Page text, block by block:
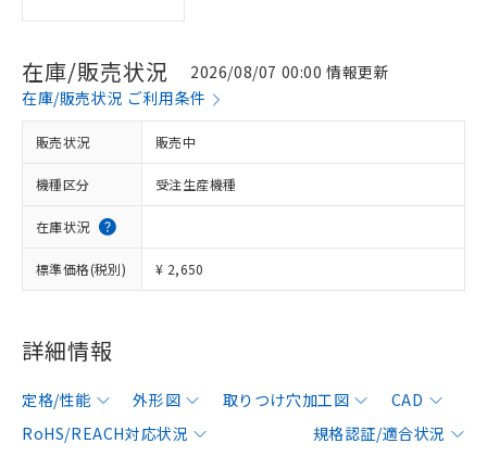
在庫/販売状況
2026/08/07 00:00 情報更新
在庫/販売状況 ご利用条件
販売状況 販売中
機種区分 受注生産機種
在庫状況
標準価格(税別) ¥ 2,650
詳細情報
定格/性能 外形図 取りつけ穴加工図
CAD
RoHS/REACH対応状況
規格認証/適合状況